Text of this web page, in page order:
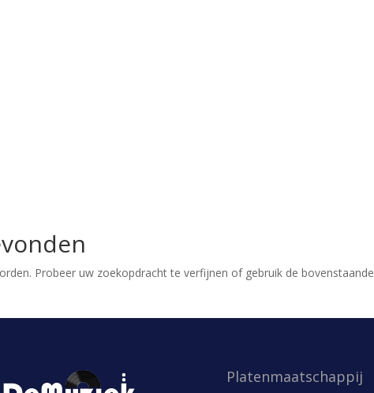
Probeer uw zoekopdracht te verfijnen of gebruik de bovenstaande
Platenmaatschappij